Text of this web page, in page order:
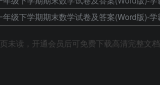
页未读，开通会员后可免费下载高清完整文档